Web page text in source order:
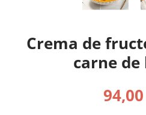
Crema de
carne